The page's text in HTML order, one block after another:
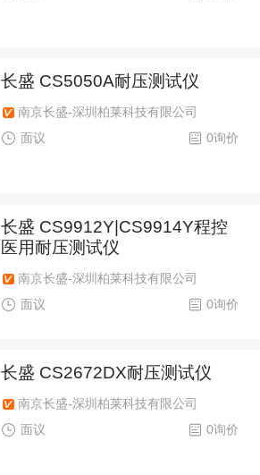
长盛 CS5050A耐压测试仪
南京长盛-深圳柏莱科技有限公司
0询价
面议
长盛 CS9912Y|CS9914Y程控
医用耐压测试仪
南京长盛-深圳柏莱科技有限公司
0询价
面议
长盛 CS2672DX耐压测试仪
南京长盛-深圳柏莱科技有限公司
0询价
面议